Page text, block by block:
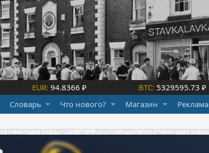
EUR: 94.8366 ₽ BTC: 5329595.73 ₽
Словарь
Что нового? Магазин Реклама